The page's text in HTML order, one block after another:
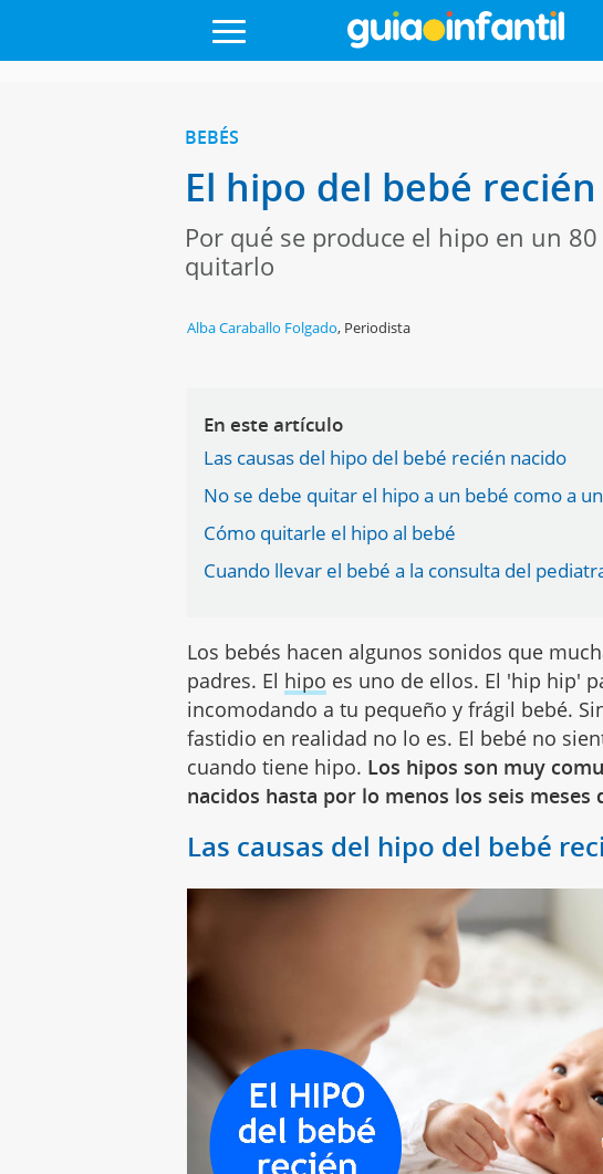
BEBÉS
El hipo del bebé
Por qué se produce el hipo en un
quitarlo
Alba Caraballo Folgado, Periodista
En este artículo
Las causas del hipo del bebé recién nacido
No se debe quitar el hipo a un bebé como a
Cómo quitarle el hipo al bebé
Cuando llevar el bebé a la consulta del
Los bebés hacen algunos sonidos que
padres. El hipo es uno de ellos. El 'hip hip'
incomodando a tu pequeño y frágil bebé.
fastidio en realidad no lo es. El bebé no
cuando tiene hipo. Los hipos son muy
nacidos hasta por lo menos los seis meses
Las causas del hipo del bebé